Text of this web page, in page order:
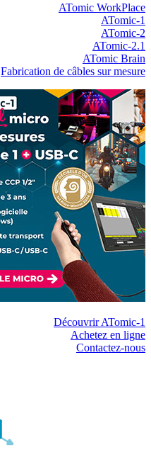
ATomic WorkPlace
ATomic-1
ATomic-2
ATomic-2.1
ATomic Brain
Fabrication de câbles sur mesure
Découvrir ATomic-1
Achetez en ligne
Contactez-nous